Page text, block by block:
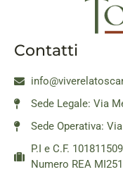
Contatti
Sede Legale: Via
Sede Operativa:
P.I e C.F.
Numero REA